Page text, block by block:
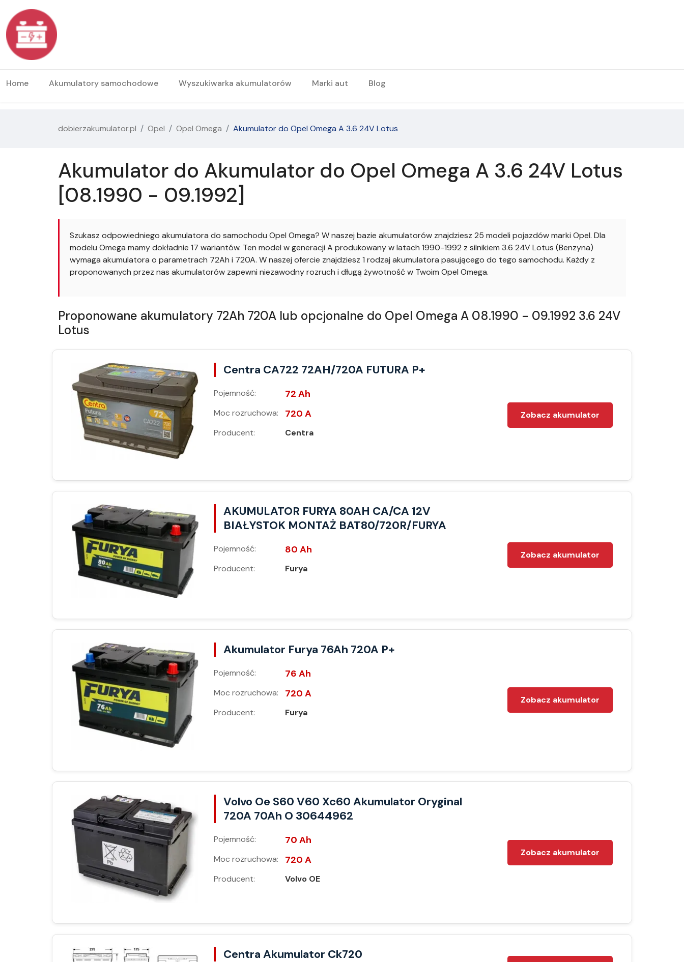
Home Akumulatory samochodowe Wyszukiwarka akumulatorów Marki aut Blog
dobierzakumulator.pl Opel Opel Omega Akumulator do Opel Omega A 3.6 24V Lotus
Akumulator do Akumulator do Opel Omega A 3.6 24V Lotus
[08.1990 - 09.1992]
Szukasz odpowiedniego akumulatora do samochodu Opel Omega? W naszej bazie akumulatorów znajdziesz 25 modeli pojazdów marki Opel. Dla
modelu Omega mamy dokładnie 17 wariantów. Ten model w generacji A produkowany w latach 1990-1992 z silnikiem 3.6 24V Lotus (Benzyna)
wymaga akumulatora o parametrach 72Ah i 720A. W naszej ofercie znajdziesz 1 rodzaj akumulatora pasującego do tego samochodu. Każdy z
proponowanych przez nas akumulatorów zapewni niezawodny rozruch i długą żywotność w Twoim Opel Omega.
Proponowane akumulatory 72Ah 720A lub opcjonalne do Opel Omega A 08.1990 - 09.1992 3.6 24V
Lotus
Centra CA722 72AH/720A FUTURA P+
Pojemność: 72 Ah
Moc rozruchowa: 720 A
Producent: Centra
Zobacz akumulator
AKUMULATOR FURYA 80AH CA/CA 12V
BIAŁYSTOK MONTAŻ BAT80/720R/FURYA
Pojemność: 80 Ah
Producent: Furya
Zobacz akumulator
Akumulator Furya 76Ah 720A P+
Pojemność: 76 Ah
Moc rozruchowa: 720 A
Producent: Furya
Zobacz akumulator
Volvo Oe S60 V60 Xc60 Akumulator Oryginal
720A 70Ah O 30644962
Pojemność: 70 Ah
Moc rozruchowa: 720 A
Producent: Volvo OE
Zobacz akumulator
Centra Akumulator Ck720